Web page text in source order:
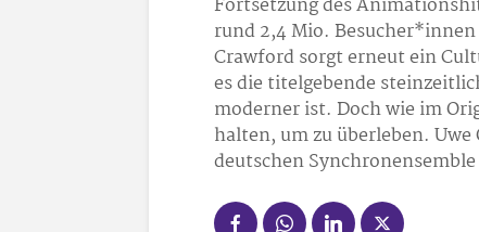
Fortsetzung des
rund 2,4 Mio.
Crawford sorgt erneut ein
es die titelgebende
moderner ist. Doch wie im
halten, um zu überleben.
deutschen